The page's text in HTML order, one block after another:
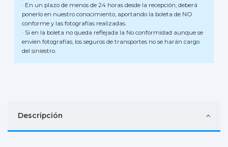
· En un plazo de menos de 24 horas desde la recepción, deberá
ponerlo en nuestro conocimiento, aportando la boleta de NO
conforme y las fotografías realizadas.
· Si en la boleta no queda reflejada la No conformidad aunque se
envíen fotografías, los seguros de transportes no se harán cargo
del siniestro.
Descripción